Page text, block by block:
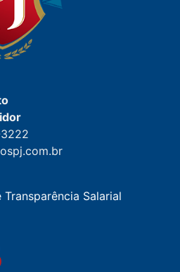
Transparência Salarial